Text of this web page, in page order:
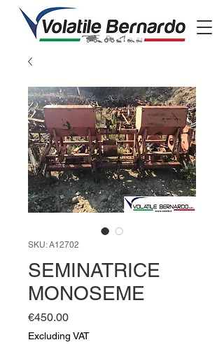
SKU: A12702
SEMINATRICE
MONOSEME
€450.00Price
Excluding VAT